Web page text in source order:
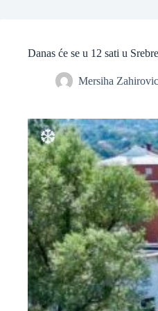
Danas će se u 12 sati u
Mersiha Zahirovic
❆